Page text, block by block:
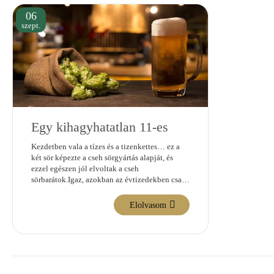
06
szept.
Egy kihagyhatatlan 11-es
Kezdetben vala a tízes és a tizenkettes… ez a
két sör képezte a cseh sörgyártás alapját, és
ezzel egészen jól elvoltak a cseh
sörbarátok.Igaz, azokban az évtizedekben csak
szortimentje nem sok különlegességet ..
Elolvasom